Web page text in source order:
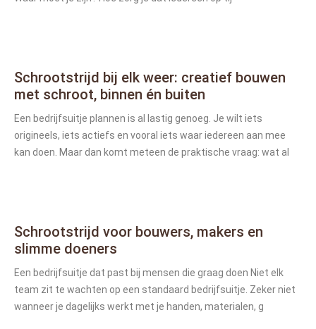
Schrootstrijd bij elk weer: creatief bouwen
met schroot, binnen én buiten
Een bedrijfsuitje plannen is al lastig genoeg. Je wilt iets
origineels, iets actiefs en vooral iets waar iedereen aan mee
kan doen. Maar dan komt meteen de praktische vraag: wat al
Schrootstrijd voor bouwers, makers en
slimme doeners
Een bedrijfsuitje dat past bij mensen die graag doen Niet elk
team zit te wachten op een standaard bedrijfsuitje. Zeker niet
wanneer je dagelijks werkt met je handen, materialen, g